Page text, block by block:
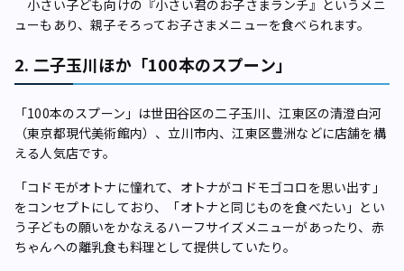
小さい子ども向けの『小さい君のお子さまランチ』というメニ
ューもあり、親子そろってお子さまメニューを食べられます。
2. 二子玉川ほか「100本のスプーン」
「100本のスプーン」は世田谷区の二子玉川、江東区の清澄白河
（東京都現代美術館内）、立川市内、江東区豊洲などに店舗を構
える人気店です。
「コドモがオトナに憧れて、オトナがコドモゴコロを思い出す」
をコンセプトにしており、「オトナと同じものを食べたい」とい
う子どもの願いをかなえるハーフサイズメニューがあったり、赤
ちゃんへの離乳食も料理として提供していたり。